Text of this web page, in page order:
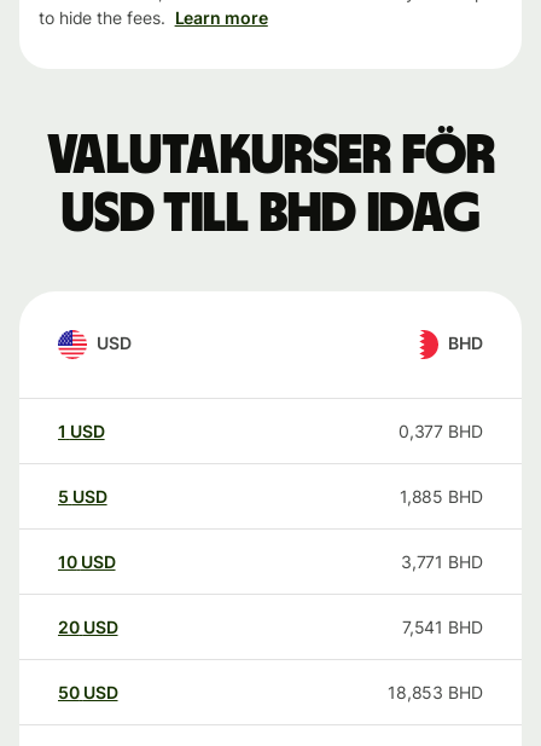
to hide the fees. Learn more
Valutakurser för
USD till BHD idag
USD BHD
1 USD 0,377 BHD
5 USD 1,885 BHD
10 USD 3,771 BHD
20 USD 7,541 BHD
50 USD 18,853 BHD